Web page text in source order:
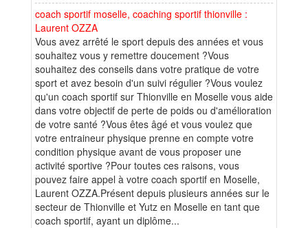
coach sportif moselle, coaching sportif thionville :
Laurent OZZA
Vous avez arrêté le sport depuis des années et vous
souhaitez vous y remettre doucement ?Vous
souhaitez des conseils dans votre pratique de votre
sport et avez besoin d'un suivi régulier ?Vous voulez
qu'un coach sportif sur Thionville en Moselle vous aide
dans votre objectif de perte de poids ou d'amélioration
de votre santé ?Vous êtes âgé et vous voulez que
votre entraineur physique prenne en compte votre
condition physique avant de vous proposer une
activité sportive ?Pour toutes ces raisons, vous
pouvez faire appel à votre coach sportif en Moselle,
Laurent OZZA.Présent depuis plusieurs années sur le
secteur de Thionville et Yutz en Moselle en tant que
coach sportif, ayant un diplôme...